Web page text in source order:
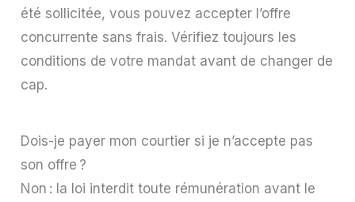
été sollicitée, vous pouvez accepter l’offre
concurrente sans frais. Vérifiez toujours les
conditions de votre mandat avant de changer de
cap.
Dois-je payer mon courtier si je n’accepte pas
son offre ?
Non : la loi interdit toute rémunération avant le